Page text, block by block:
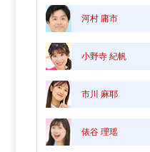
河村 庸市
小野寺 紀帆
市川 麻耶
俵谷 理瑶